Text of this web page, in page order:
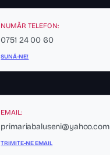
NUMĂR TELEFON:
0751 24 00 60
SUNĂ-NE!
EMAIL:
primariabaluseni@yahoo.com
TRIMITE-NE EMAIL